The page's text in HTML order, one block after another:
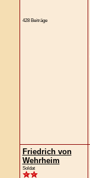
428 Beiträge
Friedrich von
Wehrheim
Soldat